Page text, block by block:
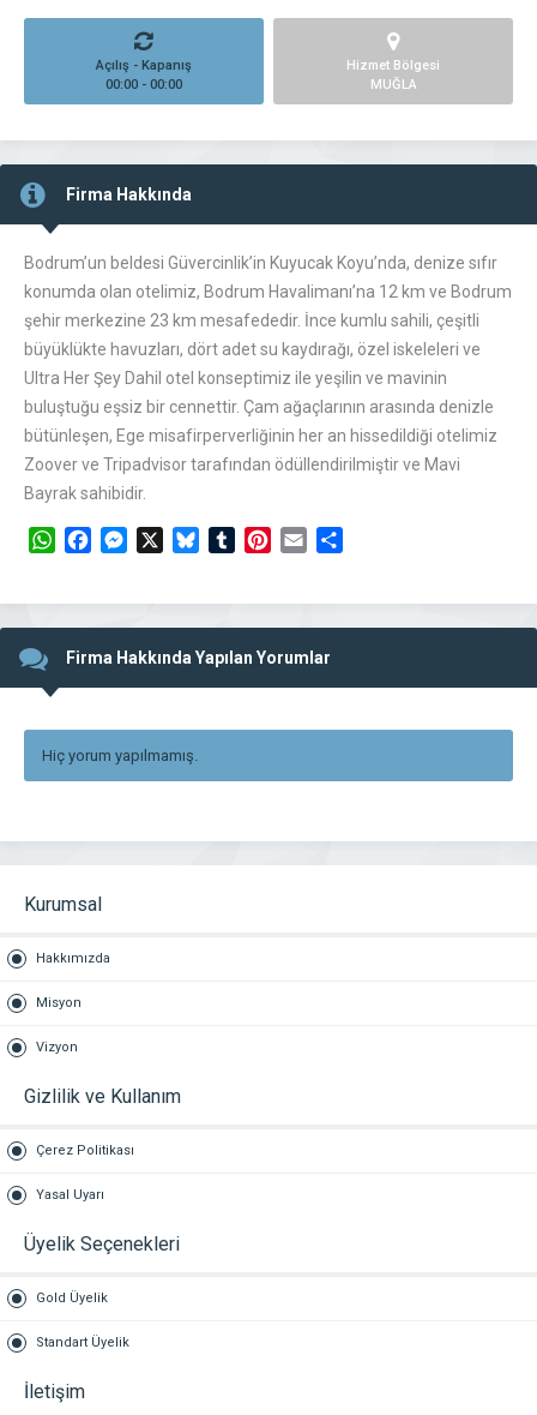
Açılış - Kapanış
00:00 - 00:00
Hizmet Bölgesi
MUĞLA
Firma Hakkında
Bodrum’un beldesi Güvercinlik’in Kuyucak Koyu’nda, denize sıfır
konumda olan otelimiz, Bodrum Havalimanı’na 12 km ve Bodrum
şehir merkezine 23 km mesafededir. İnce kumlu sahili, çeşitli
büyüklükte havuzları, dört adet su kaydırağı, özel iskeleleri ve
Ultra Her Şey Dahil otel konseptimiz ile yeşilin ve mavinin
buluştuğu eşsiz bir cennettir. Çam ağaçlarının arasında denizle
bütünleşen, Ege misafirperverliğinin her an hissedildiği otelimiz
Zoover ve Tripadvisor tarafından ödüllendirilmiştir ve Mavi
Bayrak sahibidir.
WhatsAppFacebookMessengerBlueskyTumblrPinterest
Email
Firma Hakkında Yapılan Yorumlar
Hiç yorum yapılmamış.
Kurumsal
Hakkımızda
Misyon
Vizyon
Gizlilik ve Kullanım
Çerez Politikası
Yasal Uyarı
Üyelik Seçenekleri
Gold Üyelik
Standart Üyelik
İletişim